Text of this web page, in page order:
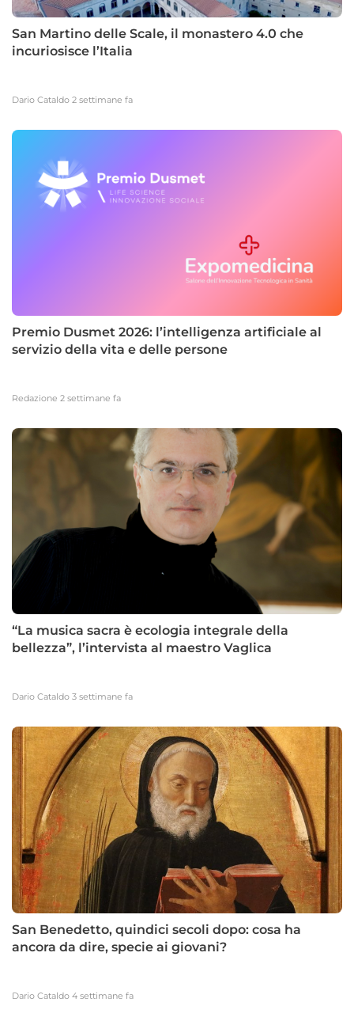
29.10.2025
Fiera del
Mediterraneo
Vieni dove l’innovazione incontra le persone
vivi il Premio Dusmet: un evento che unisce scienza, etica e
futuro condiviso.
prenota il tuo posto scopri il premio dusmet
San Martino delle Scale, il monastero 4.0 che
incuriosisce l’Italia
Dario Cataldo 2 settimane fa
Premio Dusmet 2026: l’intelligenza artificiale al
servizio della vita e delle persone
Redazione 2 settimane fa
“La musica sacra è ecologia integrale della
bellezza”, l’intervista al maestro Vaglica
Dario Cataldo 3 settimane fa
San Benedetto, quindici secoli dopo: cosa ha
ancora da dire, specie ai giovani?
Dario Cataldo 4 settimane fa